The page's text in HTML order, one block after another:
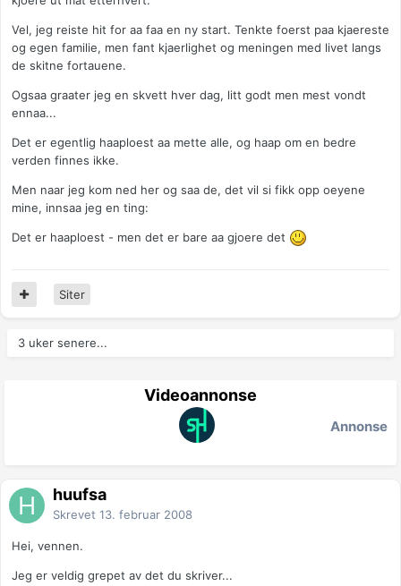
Vel, jeg reiste hit for aa faa en ny start. Tenkte foerst paa kjaereste
og egen familie, men fant kjaerlighet og meningen med livet langs
de skitne fortauene.
Ogsaa graater jeg en skvett hver dag, litt godt men mest vondt
ennaa...
Det er egentlig haaploest aa mette alle, og haap om en bedre
verden finnes ikke.
Men naar jeg kom ned her og saa de, det vil si fikk opp oeyene
mine, innsaa jeg en ting:
Det er haaploest - men det er bare aa gjoere det
Siter
3 uker senere...
Videoannonse
Annonse
huufsa
Skrevet 13. februar 2008
Hei, vennen.
Jeg er veldig grepet av det du skriver...